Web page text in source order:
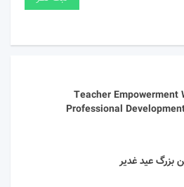
Teacher Empowerment
Professional
بزرگ عید غدیر